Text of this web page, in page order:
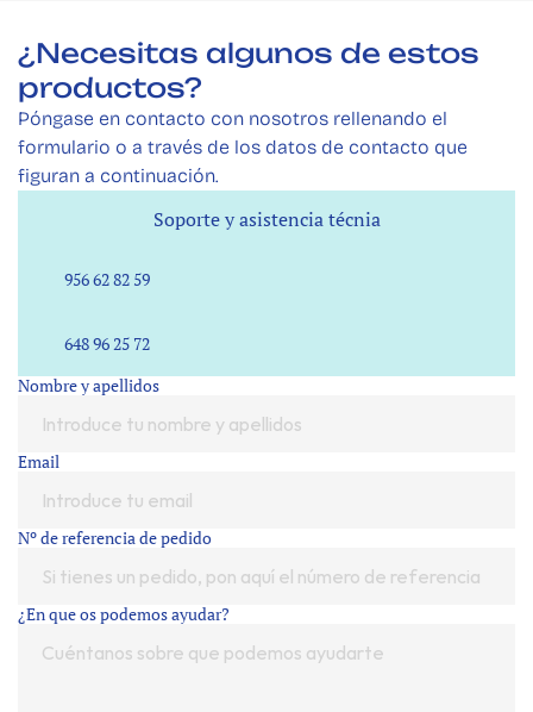
¿Necesitas algunos de estos
productos?
Póngase en contacto con nosotros rellenando el
formulario o a través de los datos de contacto que
figuran a continuación.
Soporte y asistencia técnia
956 62 82 59
648 96 25 72
Nombre y apellidos
Email
Nº de referencia de pedido
¿En que os podemos ayudar?